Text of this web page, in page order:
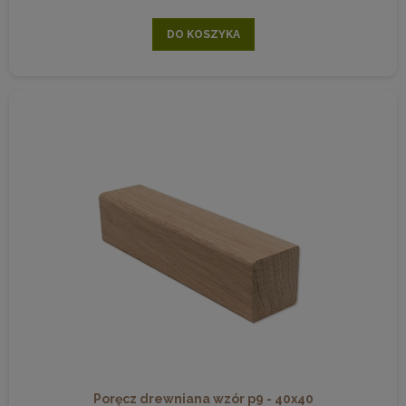
DO KOSZYKA
Poręcz drewniana wzór p9 - 40x40